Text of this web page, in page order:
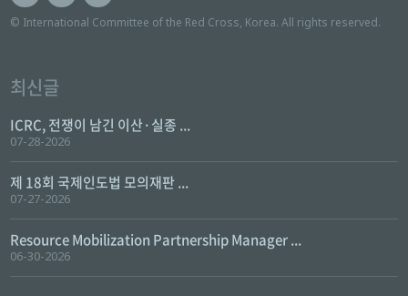
© International Committee of the Red Cross, Korea. All rights reserved.
최신글
ICRC, 전쟁이 남긴 이산·실종 ...
07-28-2026
제 18회 국제인도법 모의재판 ...
07-27-2026
Resource Mobilization Partnership Manager ...
06-30-2026